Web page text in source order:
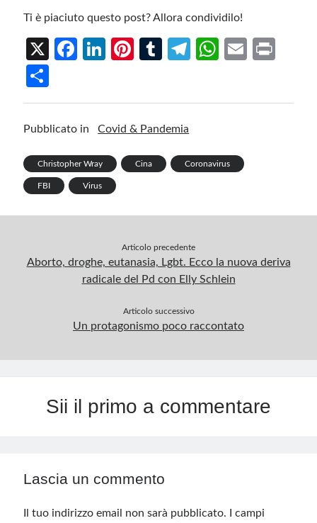
Ti è piaciuto questo post? Allora condividilo!
X
Fa
o
k
Li
n
Pi
t
T
r
Te
W
p
E
h
ar
Pubblicato in Covid & Pandemia
Christopher Wray Cina Coronavirus
FBI Virus
Articolo precedente
Aborto, droghe, eutanasia, Lgbt. Ecco la nuova deriva
radicale del Pd con Elly Schlein
Articolo successivo
Un protagonismo poco raccontato
Sii il primo a commentare
Lascia un commento
Il tuo indirizzo email non sarà pubblicato.
I campi